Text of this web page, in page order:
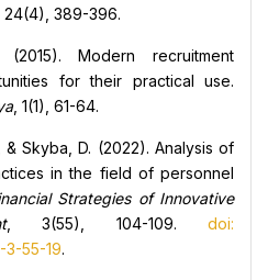
24(4), 389-396.
Modern recruitment
for their practical use.
, 1(1), 61-64.
Skyba, D. (2022). Analysis of
in the field of personnel
Strategies of Innovative
, 3(55), 104-109. doi:
3-55-19.